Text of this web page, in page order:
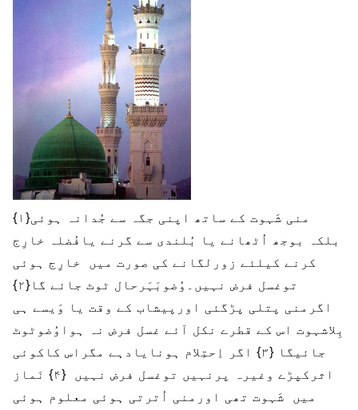
{۱}منی شَہوت کے ساتھ اپنی جگہ سے جُدانہ ہوئی
بلکہ بوجھ اُٹھانے یا بُلندی سے گرنے یافُضلہ خارِج
کرنے کیلئے زورلگانے کی صورت میں خارِج ہوئی
توغسل فرض نہیں۔وُضوبَہَرحال ٹوٹ جائے گا{۲}
اگرمنی پتلی پڑگئی اورپیشاب کے وقت یا وَیسے ہی
بِلاشہوت اس کے قطرے نکل آئے غسل فرض نہ ہواوُضوٹوٹ
جائیگا {۳} اگر اِحتِلام ہونایادہے مگراس کاکوئی
اثرکپڑے وغیرہ پرنہیں توغسل فرض نہیں {۴} نَماز
میں شَہوت تھی اورمنی اُترتی ہوئی معلوم ہوئی